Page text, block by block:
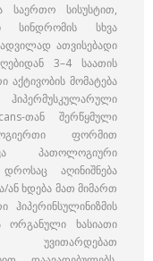
საერთო სისუსტით,
სინდრომის სხვა
ათვისებადი
3–4 საათის
აქტივობის მომატება
თან შერწყმული
ფორმით
პათოლოგიური
აღინიშნება
ხდება მათ მიმართ
ჰიპერინსულინიზმის
ორგანული ხასიათი
უვითარდებათ